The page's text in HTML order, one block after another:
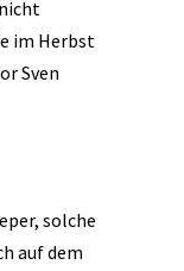
im Herbst
Sven
solche
auf dem